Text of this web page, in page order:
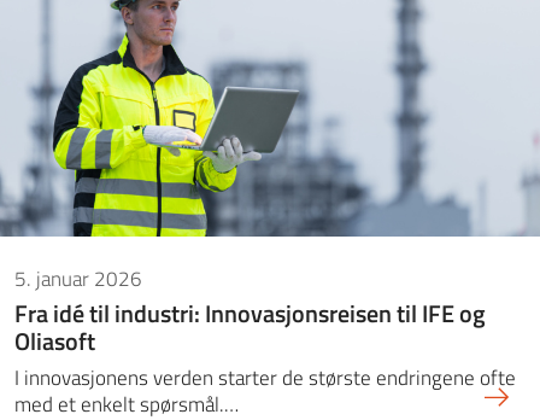
5. januar 2026
Fra idé til industri: Innovasjonsreisen til IFE og
Oliasoft
I innovasjonens verden starter de største endringene ofte
med et enkelt spørsmål.…